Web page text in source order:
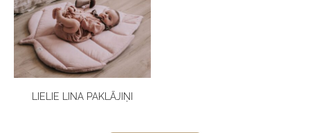
LIELIE LINA PAKLĀJIŅI